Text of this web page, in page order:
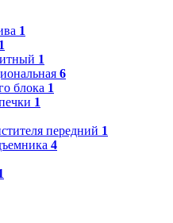
1
1
1
6
блока 1
1
передний 1
4